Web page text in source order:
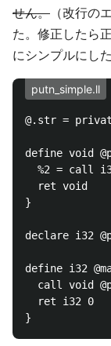
せん。 （改行の
た。修正したら
にシンプルにし
putn_simple.ll
@.str =
define void
%2 = call
  ret void
}
declare i32
define i32
call void
  ret i32 0